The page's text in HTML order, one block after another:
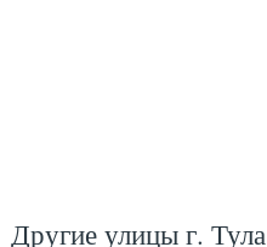
Другие улицы г. Тула